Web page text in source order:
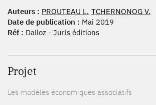
Auteurs : PROUTEAU L. TCHERNONOG V.
Date de publication : Mai 2019
Réf : Dalloz - Juris éditions
Projet
Les modèles économiques associatifs